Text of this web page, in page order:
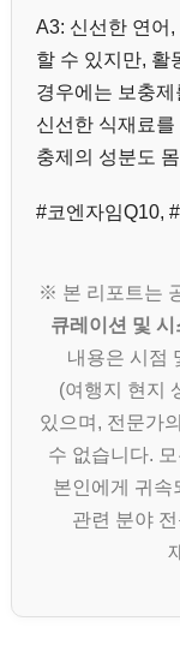
A3: 신선한 연어
할 수 있지만, 활
경우에는 보충
신선한 식재료
충제의 성분도
#코엔자임Q10,
※ 본 리포트는
큐레이션 및 시
내용은 시점
(여행지 현지
있으며, 전문가
수 없습니다.
본인에게 귀속
관련 분야